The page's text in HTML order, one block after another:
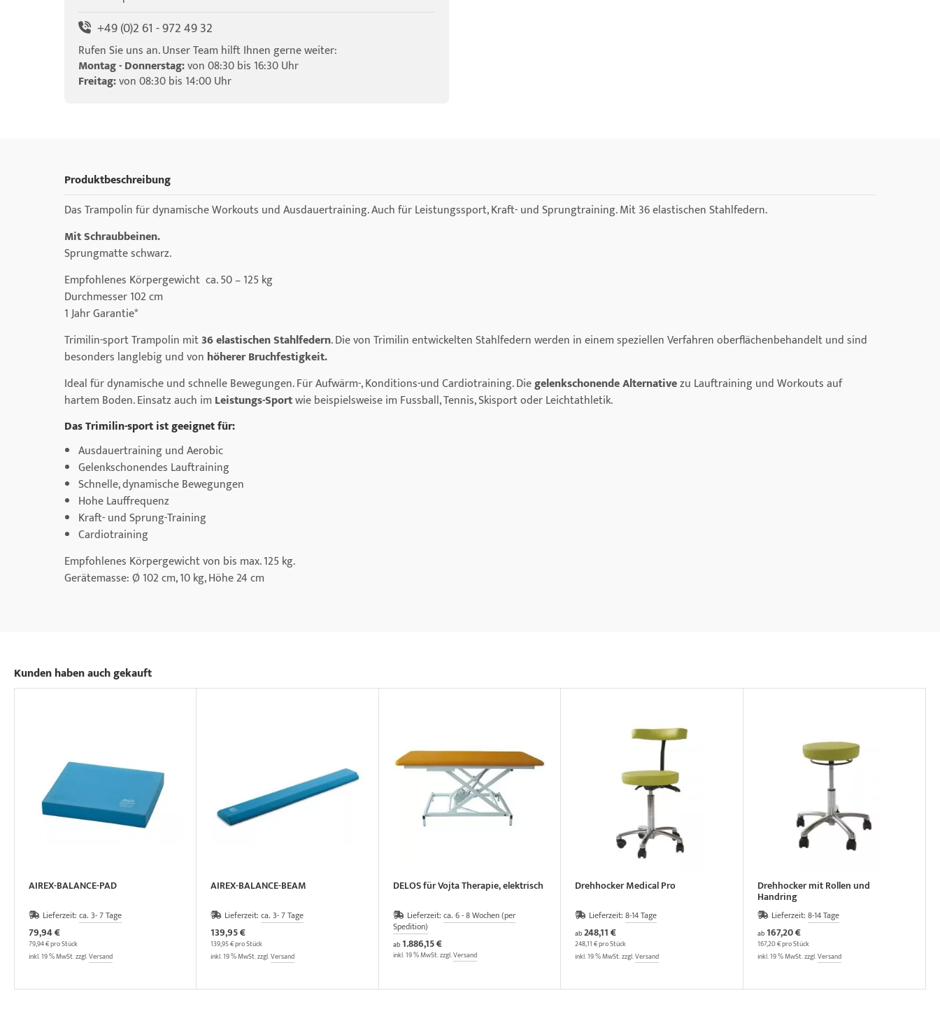
+49 (0)2 61 - 972 49 32
Rufen Sie uns an. Unser Team hilft Ihnen gerne weiter:
Montag - Donnerstag:von 08:30 bis 16:30 Uhr
Freitag:von 08:30 bis 14:00 Uhr
Produktbeschreibung
Das Trampolin für dynamische Workouts und Ausdauertraining. Auch für Leistungssport, Kraft- und Sprungtraining. Mit 36 elastischen Stahlfedern.
Mit Schraubbeinen.
Sprungmatte schwarz.
Empfohlenes Körpergewicht ca. 50 – 125 kg
Durchmesser 102 cm
1 Jahr Garantie*
Trimilin-sport Trampolin mit36 elastischen Stahlfedern. Die von Trimilin entwickelten Stahlfedern werden in einem speziellen Verfahren oberflächenbehandelt und sind
besonders langlebig und von höherer Bruchfestigkeit.
Ideal für dynamische und schnelle Bewegungen. Für Aufwärm-, Konditions-und Cardiotraining. Diegelenkschonende Alternativezu Lauftraining und Workouts auf
hartem Boden. Einsatz auch im Leistungs-Sportwie beispielsweise im Fussball, Tennis, Skisport oder Leichtathletik.
Das Trimilin-sport ist geeignet für:
Ausdauertraining und Aerobic
Gelenkschonendes Lauftraining
Schnelle, dynamische Bewegungen
Hohe Lauffrequenz
Kraft- und Sprung-Training
Cardiotraining
Empfohlenes Körpergewicht von bis max. 125 kg.
Gerätemasse: Ø 102 cm, 10 kg, Höhe 24 cm
Kunden haben auch gekauft
AIREX-BALANCE-PAD
Lieferzeit: ca. 3- 7 Tage
79,94 €
79,94 € pro Stück
inkl. 19 % MwSt. zzgl.Versand
AIREX-BALANCE-BEAM
Lieferzeit:ca. 3- 7 Tage
139,95 €
139,95 € pro Stück
inkl. 19 % MwSt. zzgl.Versand
DELOS für Vojta Therapie, elektrisch
Lieferzeit: ca. 6 - 8 Wochen (per
Spedition)
ab1.886,15 €
inkl. 19 % MwSt. zzgl.Versand
Drehhocker Medical Pro
Lieferzeit:8-14 Tage
ab248,11 €
248,11 € pro Stück
inkl. 19 % MwSt. zzgl.Versand
Drehhocker mit Rollen und
Handring
Lieferzeit: 8-14 Tage
ab167,20 €
167,20 € pro Stück
inkl. 19 % MwSt. zzgl.Versand